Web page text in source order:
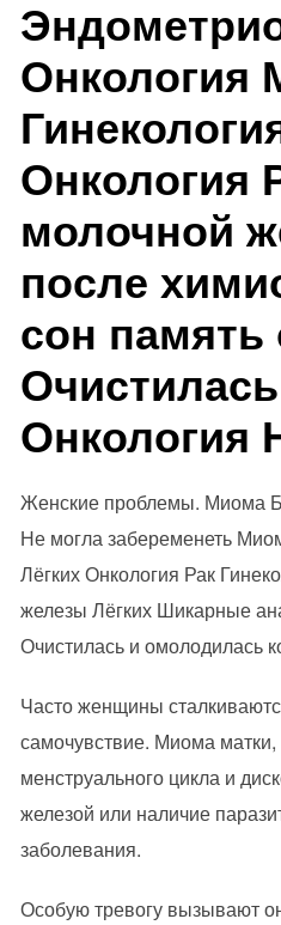
Онкология
Онкология
молочной
после
сон
Онкология
Женские проблемы. Миома
Не могла забеременеть
Лёгких Онкология Рак
железы Лёгких Шикарные
Очистилась и омолодилась
Часто женщины
самочувствие. Миома
менструального цикла и
железой или наличие
заболевания.
Особую тревогу вызывают